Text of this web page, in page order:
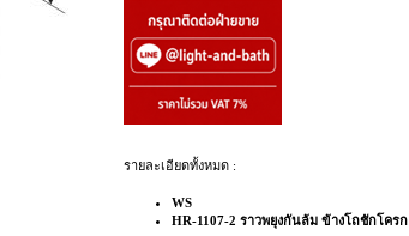
รายละเอียดทั้งหมด :
WS
HR-1107-2 ราวพยุงกันล้ม ข้างโถชักโครก